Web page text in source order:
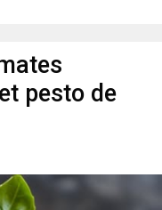
pesto de